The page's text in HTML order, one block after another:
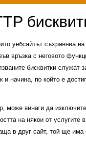
уебсайтът съхранява
връзка с неговото
бисквитки служат
и начина, по който е
може винаги да
на някои от услугите
в друг сайт, той ще има